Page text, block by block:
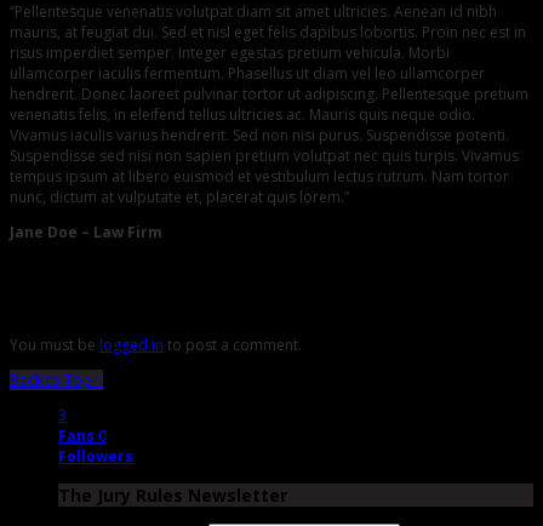
“Pellentesque venenatis volutpat diam sit amet ultricies. Aenean id nibh
mauris, at feugiat dui. Sed et nisl eget felis dapibus lobortis. Proin nec est in
risus imperdiet semper. Integer egestas pretium vehicula. Morbi
ullamcorper iaculis fermentum. Phasellus ut diam vel leo ullamcorper
hendrerit. Donec laoreet pulvinar tortor ut adipiscing. Pellentesque pretium
venenatis felis, in eleifend tellus ultricies ac. Mauris quis neque odio.
Vivamus iaculis varius hendrerit. Sed non nisi purus. Suspendisse potenti.
Suspendisse sed nisi non sapien pretium volutpat nec quis turpis. Vivamus
tempus ipsum at libero euismod et vestibulum lectus rutrum. Nam tortor
nunc, dictum at vulputate et, placerat quis lorem.”
Jane Doe – Law Firm
You must be logged in to post a comment.
Back to Top ↑
3
Fans 0
Followers
The Jury Rules Newsletter